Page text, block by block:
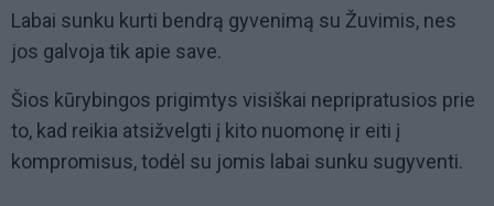
Labai sunku kurti bendrą gyvenimą su Žuvimis, nes
jos galvoja tik apie save.
Šios kūrybingos prigimtys visiškai nepripratusios prie
to, kad reikia atsižvelgti į kito nuomonę ir eiti į
kompromisus, todėl su jomis labai sunku sugyventi.